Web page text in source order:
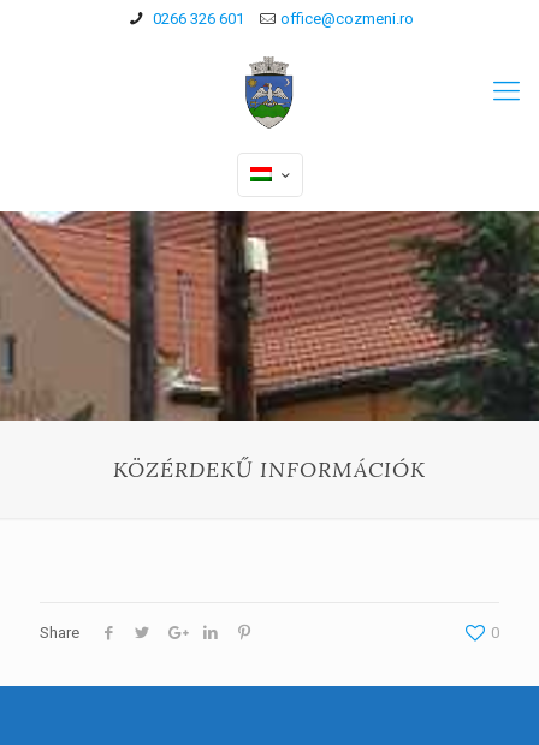
0266 326 601 office@cozmeni.ro
KÖZÉRDEKŰ INFORMÁCIÓK
Share 0